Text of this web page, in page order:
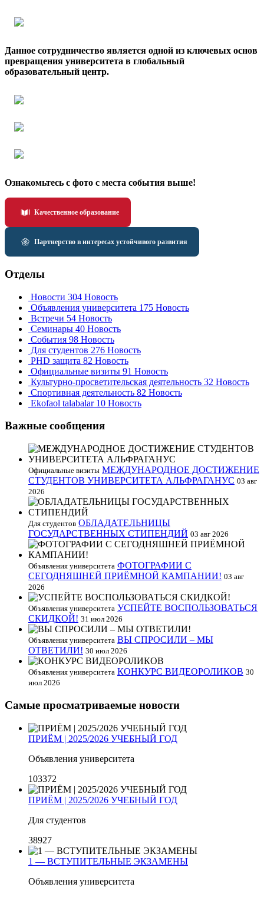
Данное сотрудничество является одной из ключевых основ
превращения университета в глобальный
образовательный центр.
Ознакомьтесь с фото с места события выше!
Качественное образование
Партнерство в интересах устойчивого развития
Отделы
Новости 304 Новость
Объявления университета 175 Новость
Встречи 54 Новость
Семинары 40 Новость
События 98 Новость
Для студентов 276 Новость
PHD защита 82 Новость
Официальные визиты 91 Новость
Культурно-просветительская деятельность 32 Новость
Спортивная деятельность 82 Новость
Ekofaol talabalar 10 Новость
Важные сообщения
Официальные визиты МЕЖДУНАРОДНОЕ ДОСТИЖЕНИЕ
СТУДЕНТОВ УНИВЕРСИТЕТА АЛЬФРАГАНУС 03 авг
2026
Для студентов ОБЛАДАТЕЛЬНИЦЫ
ГОСУДАРСТВЕННЫХ СТИПЕНДИЙ 03 авг 2026
Объявления университета ФОТОГРАФИИ С
СЕГОДНЯШНЕЙ ПРИЁМНОЙ КАМПАНИИ! 03 авг
2026
Объявления университета УСПЕЙТЕ ВОСПОЛЬЗОВАТЬСЯ
СКИДКОЙ! 31 июл 2026
Объявления университета ВЫ СПРОСИЛИ – МЫ
ОТВЕТИЛИ! 30 июл 2026
Объявления университета КОНКУРС ВИДЕОРОЛИКОВ 30
июл 2026
Самые просматриваемые новости
ПРИЁМ | 2025/2026 УЧЕБНЫЙ ГОД
Объявления университета
103372
ПРИЁМ | 2025/2026 УЧЕБНЫЙ ГОД
Для студентов
38927
1 — ВСТУПИТЕЛЬНЫЕ ЭКЗАМЕНЫ
Объявления университета